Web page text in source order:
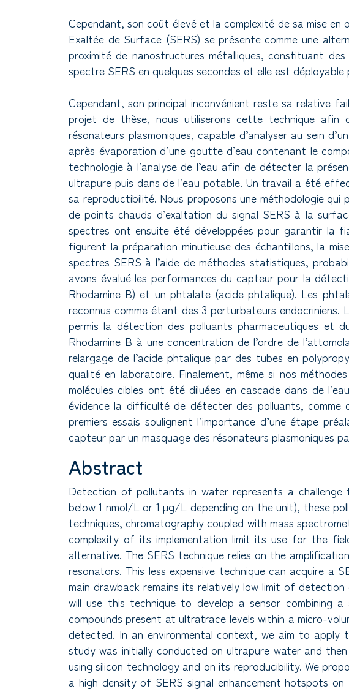
Cependant, son coût élevé et la complexité de sa mise
Exaltée de Surface (SERS) se présente comme une
proximité de nanostructures métalliques, constituant des
spectre SERS en quelques secondes et elle est
Cependant, son principal inconvénient reste sa relative
projet de thèse, nous utiliserons cette technique
résonateurs plasmoniques, capable d’analyser au sein
après évaporation d’une goutte d’eau contenant le
technologie à l’analyse de l’eau afin de détecter la
ultrapure puis dans de l’eau potable. Un travail a été
sa reproductibilité. Nous proposons une méthodologie
de points chauds d’exaltation du signal SERS à la
spectres ont ensuite été développées pour garantir la
figurent la préparation minutieuse des échantillons, la
spectres SERS à l’aide de méthodes statistiques,
avons évalué les performances du capteur pour la
Rhodamine B) et un phtalate (acide phtalique). Les
reconnus comme étant des 3 perturbateurs
permis la détection des polluants pharmaceutiques et
Rhodamine B à une concentration de l’ordre de
relargage de l’acide phtalique par des tubes en
qualité en laboratoire. Finalement, même si nos
molécules cibles ont été diluées en cascade dans de
évidence la difficulté de détecter des polluants, comme
premiers essais soulignent l’importance d’une étape
capteur par un masquage des résonateurs plasmoniques
Abstract
Detection of pollutants in water represents a
below 1 nmol/L or 1 µg/L depending on the unit), these
techniques, chromatography coupled with mass
complexity of its implementation limit its use for the
alternative. The SERS technique relies on the
resonators. This less expensive technique can acquire a
main drawback remains its relatively low limit of
will use this technique to develop a sensor combining
compounds present at ultratrace levels within a micro-
detected. In an environmental context, we aim to
study was initially conducted on ultrapure water and
using silicon technology and on its reproducibility. We
a high density of SERS signal enhancement hotspots